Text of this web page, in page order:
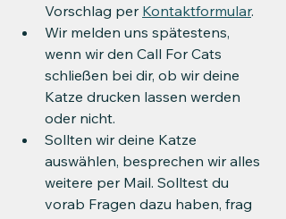
Vorschlag per Kontaktformular.
Wir melden uns spätestens,
wenn wir den Call For Cats
schließen bei dir, ob wir deine
Katze drucken lassen werden
oder nicht.
Sollten wir deine Katze
auswählen, besprechen wir alles
weitere per Mail. Solltest du
vorab Fragen dazu haben, frag